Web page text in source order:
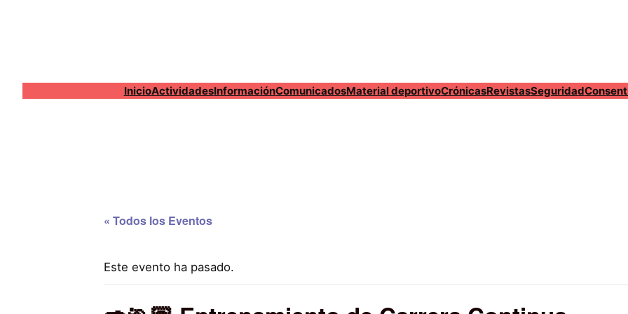
InicioActividadesInformaciónComunicadosMaterial deportivoCrónicasRevistasSeguridad
« Todos los Eventos
Este evento ha pasado.